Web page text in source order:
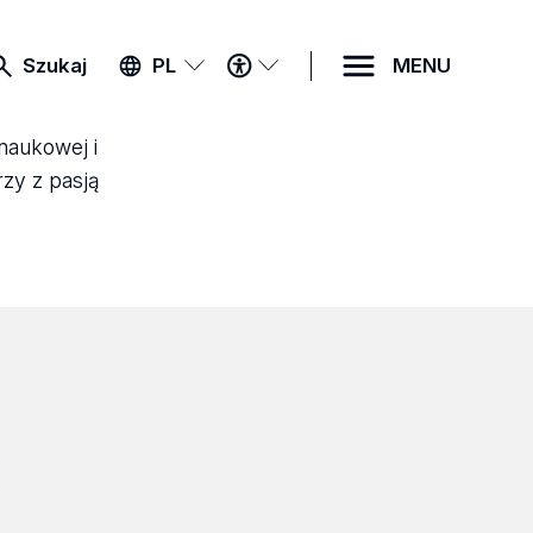
Szukaj PL
MENU
DOSTĘPNOŚCI
MENU
i
z pasją